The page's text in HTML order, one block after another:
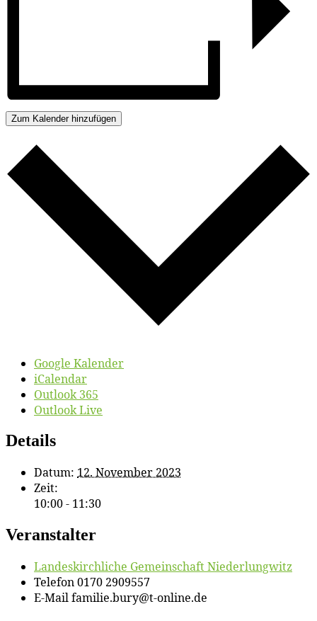
Zum Kalender hinzufügen
Google Kalender
iCalendar
Outlook 365
Outlook Live
Details
Datum: 12. November 2023
Zeit:
10:00 - 11:30
Veranstalter
Lan­des­kirch­li­che Ge­mein­schaft Niederlungwitz
Telefon0170 2909557
E-Mailfamilie.bury@t-online.de